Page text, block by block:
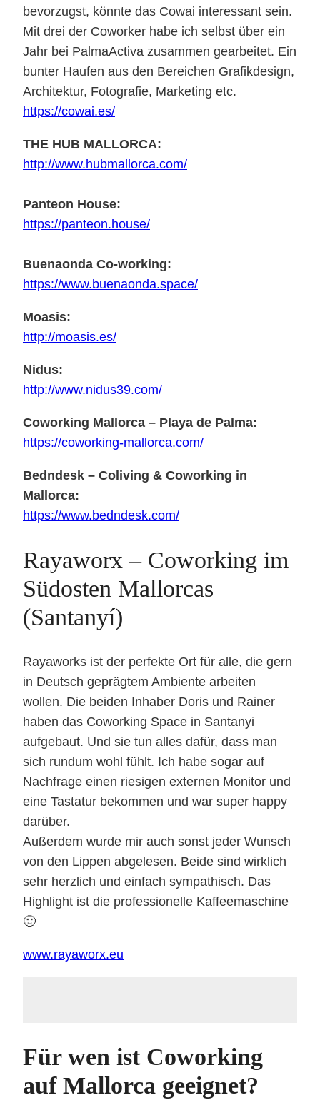
bevorzugst, könnte das Cowai interessant sein.
Mit drei der Coworker habe ich selbst über ein
Jahr bei PalmaActiva zusammen gearbeitet. Ein
bunter Haufen aus den Bereichen Grafikdesign,
Architektur, Fotografie, Marketing etc.
https://cowai.es/
THE HUB MALLORCA:
http://www.hubmallorca.com/
Panteon House:
https://panteon.house/
Buenaonda Co-working:
https://www.buenaonda.space/
Moasis:
http://moasis.es/
Nidus:
http://www.nidus39.com/
Coworking Mallorca – Playa de Palma:
https://coworking-mallorca.com/
Bedndesk – Coliving & Coworking in
Mallorca:
https://www.bedndesk.com/
Rayaworx – Coworking im
Südosten Mallorcas
(Santanyí)
Rayaworks ist der perfekte Ort für alle, die gern
in Deutsch geprägtem Ambiente arbeiten
wollen. Die beiden Inhaber Doris und Rainer
haben das Coworking Space in Santanyi
aufgebaut. Und sie tun alles dafür, dass man
sich rundum wohl fühlt. Ich habe sogar auf
Nachfrage einen riesigen externen Monitor und
eine Tastatur bekommen und war super happy
darüber.
Außerdem wurde mir auch sonst jeder Wunsch
von den Lippen abgelesen. Beide sind wirklich
sehr herzlich und einfach sympathisch. Das
Highlight ist die professionelle Kaffeemaschine
🙂
www.rayaworx.eu
Für wen ist Coworking
auf Mallorca geeignet?